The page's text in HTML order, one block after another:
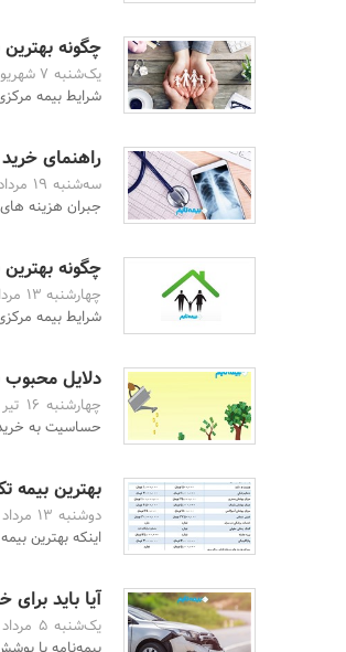
چگونه
یک‌شنبه 7 شهریور 00، 18:23 -
شرایط بیمه
راهنمای
سه‌شنبه 19 مرداد 00، 22:21 -
جبران هزینه
چگونه
چهارشنبه 13 مرداد 00، 16:39 -
شرایط بیمه
دلایل محبوب
چهارشنبه 16 تیر 00، 12:40 -
حساسیت به
بهترین بیمه
دوشنبه 13 مرداد 99، 11:54 -
اینکه بهترین
آیا باید
یک‌شنبه 5 مرداد 99، 10:43 -